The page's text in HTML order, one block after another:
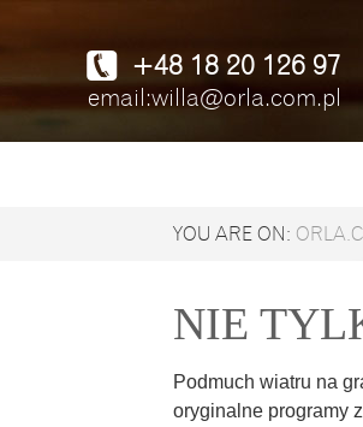
+48 18 20 126 97
email:willa@orla.com.pl
NIE
YOU ARE ON:
Podmuch wiatru na
oryginalne programy